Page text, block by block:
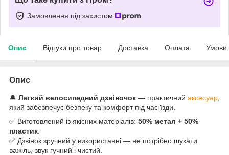
Замовлення під захистом
Опис Відгуки про товар Доставка Оплата Умови
Опис
🔔 Легкий велосипедний дзвіночок — практичний аксесуар
який забезпечує безпеку та комфорт під час їзди.
✅ Виготовлений із якісних матеріалів: 50% метал + 50%
пластик
✅ Дзвінок зручний у використанні — не потрібно шукати
важіль, звук гучний і чистий.